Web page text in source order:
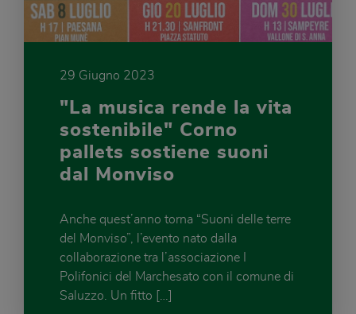
29 Giugno 2023
"La musica rende la vita
sostenibile" Corno
pallets sostiene suoni
dal Monviso
Anche quest’anno torna “Suoni delle terre
del Monviso”, l’evento nato dalla
collaborazione tra l’associazione I
Polifonici del Marchesato con il comune di
Saluzzo. Un fitto […]